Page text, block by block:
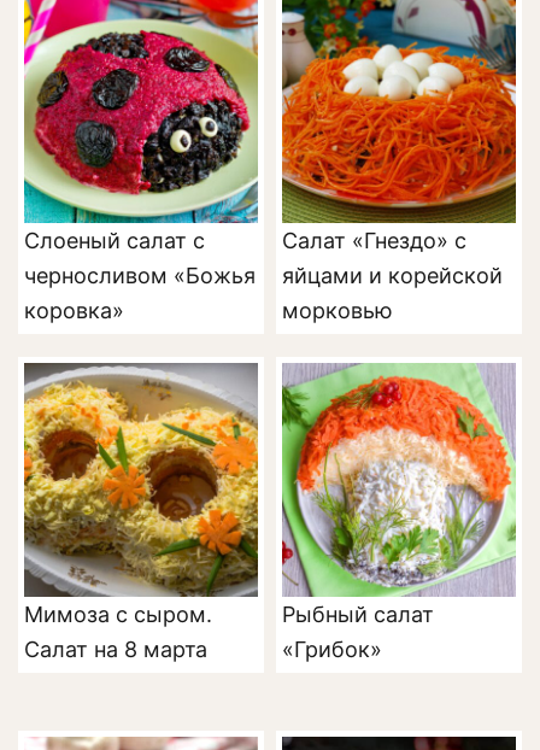
Слоеный салат с
черносливом «Божья
коровка»
Салат «Гнездо» с
яйцами и корейской
морковью
Мимоза с сыром.
Салат на 8 марта
Рыбный салат
«Грибок»